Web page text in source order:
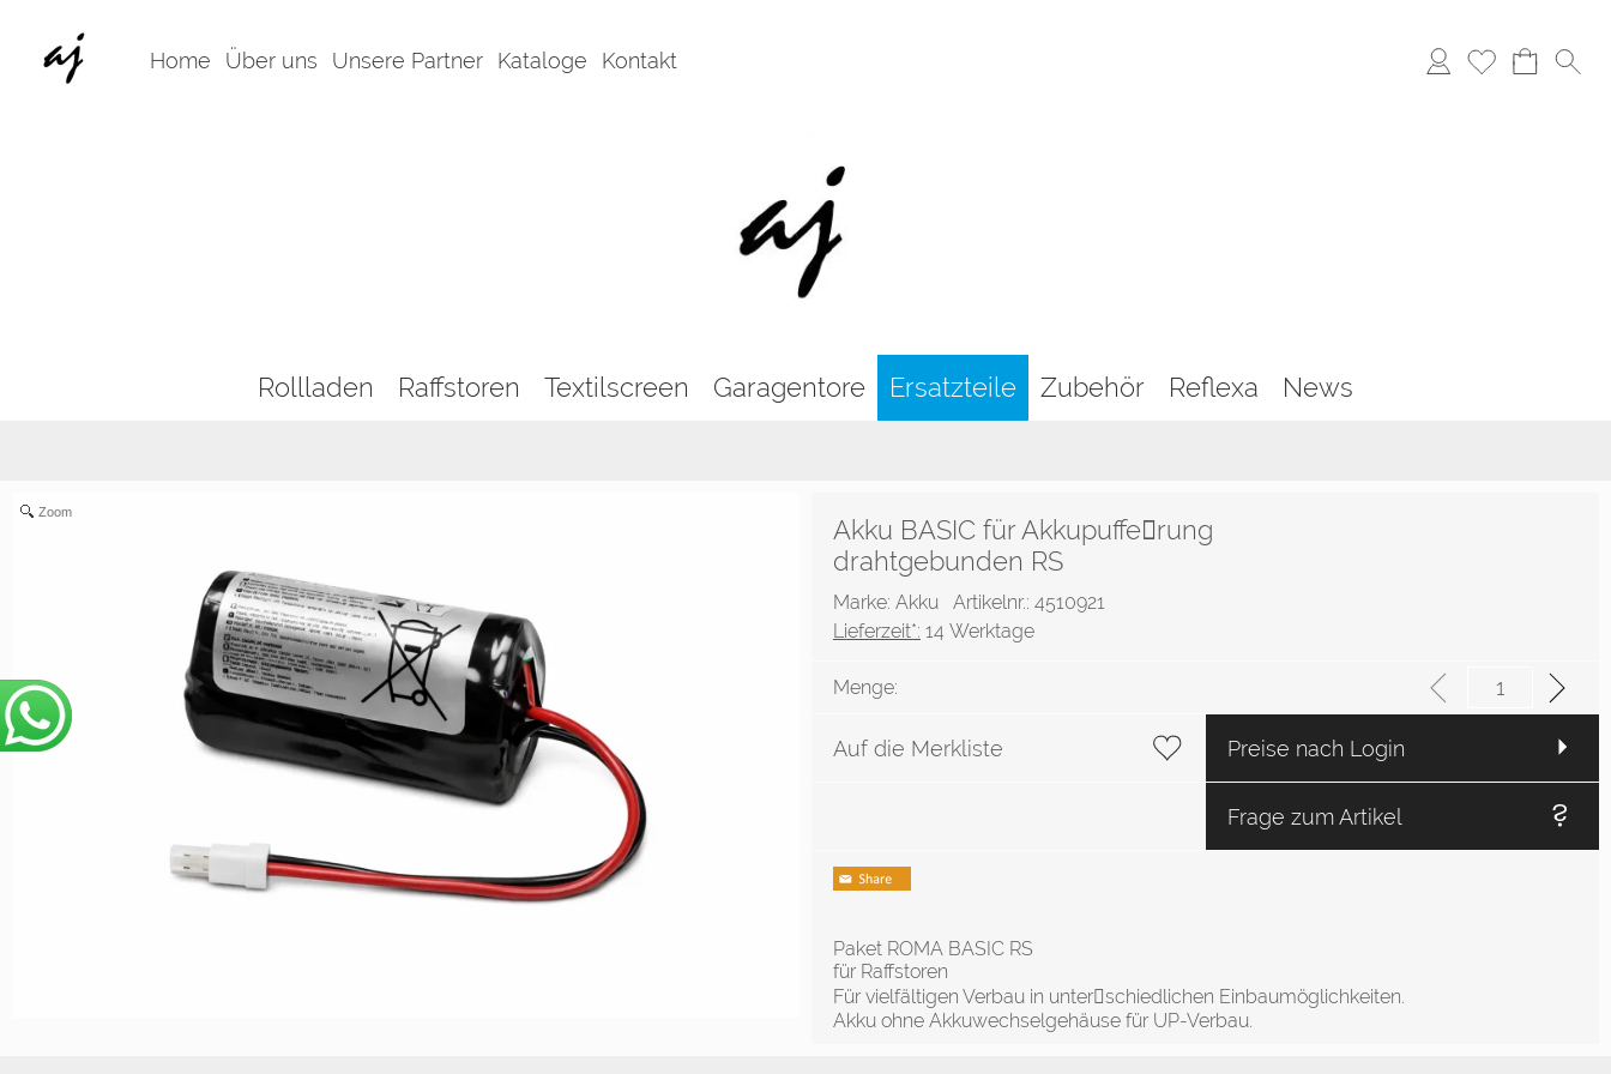
Home Über uns Unsere Partner Kataloge Kontakt
Rollladen Raffstoren Textilscreen Garagentore Ersatzteile Zubehör Reflexa News
Zoom
Akku BASIC für Akkupuffe￾rung
drahtgebunden RS
Marke: Akku Artikelnr.: 4510921
Lieferzeit*: 14 Werktage
Menge:
Auf die Merkliste Preise nach Login
Frage zum Artikel
Paket ROMA BASIC RS
für Raffstoren
Für vielfältigen Verbau in unter￾schiedlichen Einbaumöglichkeiten.
Akku ohne Akkuwechselgehäuse für UP-Verbau.